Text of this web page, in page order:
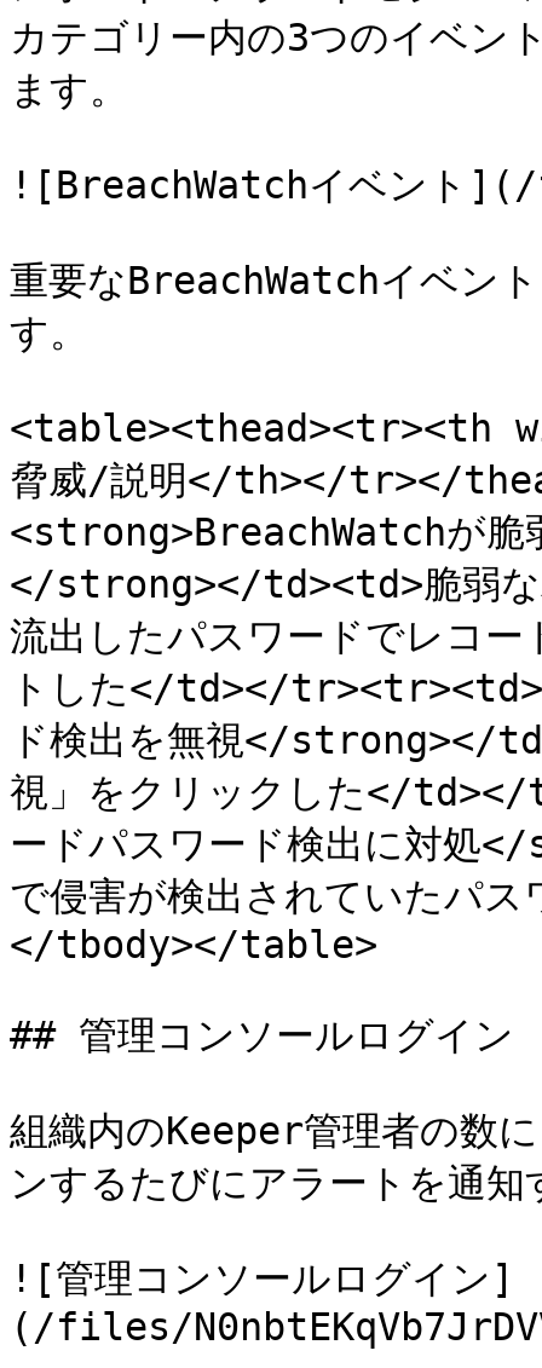
カテゴリー内の3つのイベン
ます。
![BreachWatchイベント
重要なBreachWatchイベン
す。
<table><thead><tr><th
脅威/説明</th></tr></
<strong>BreachWatchが脆
</strong></td><td>脆弱な
流出したパスワードでレコ
トした</td></
ド検出を無視</strong></
視」をクリックした</
ードパスワード検出に対
で侵害が検出されていたパ
</tbody></table>
## 管理コンソールログイン
組織内のKeeper管理者の数
ンするたびにアラートを通
![管理コンソールログイン]
(/files/